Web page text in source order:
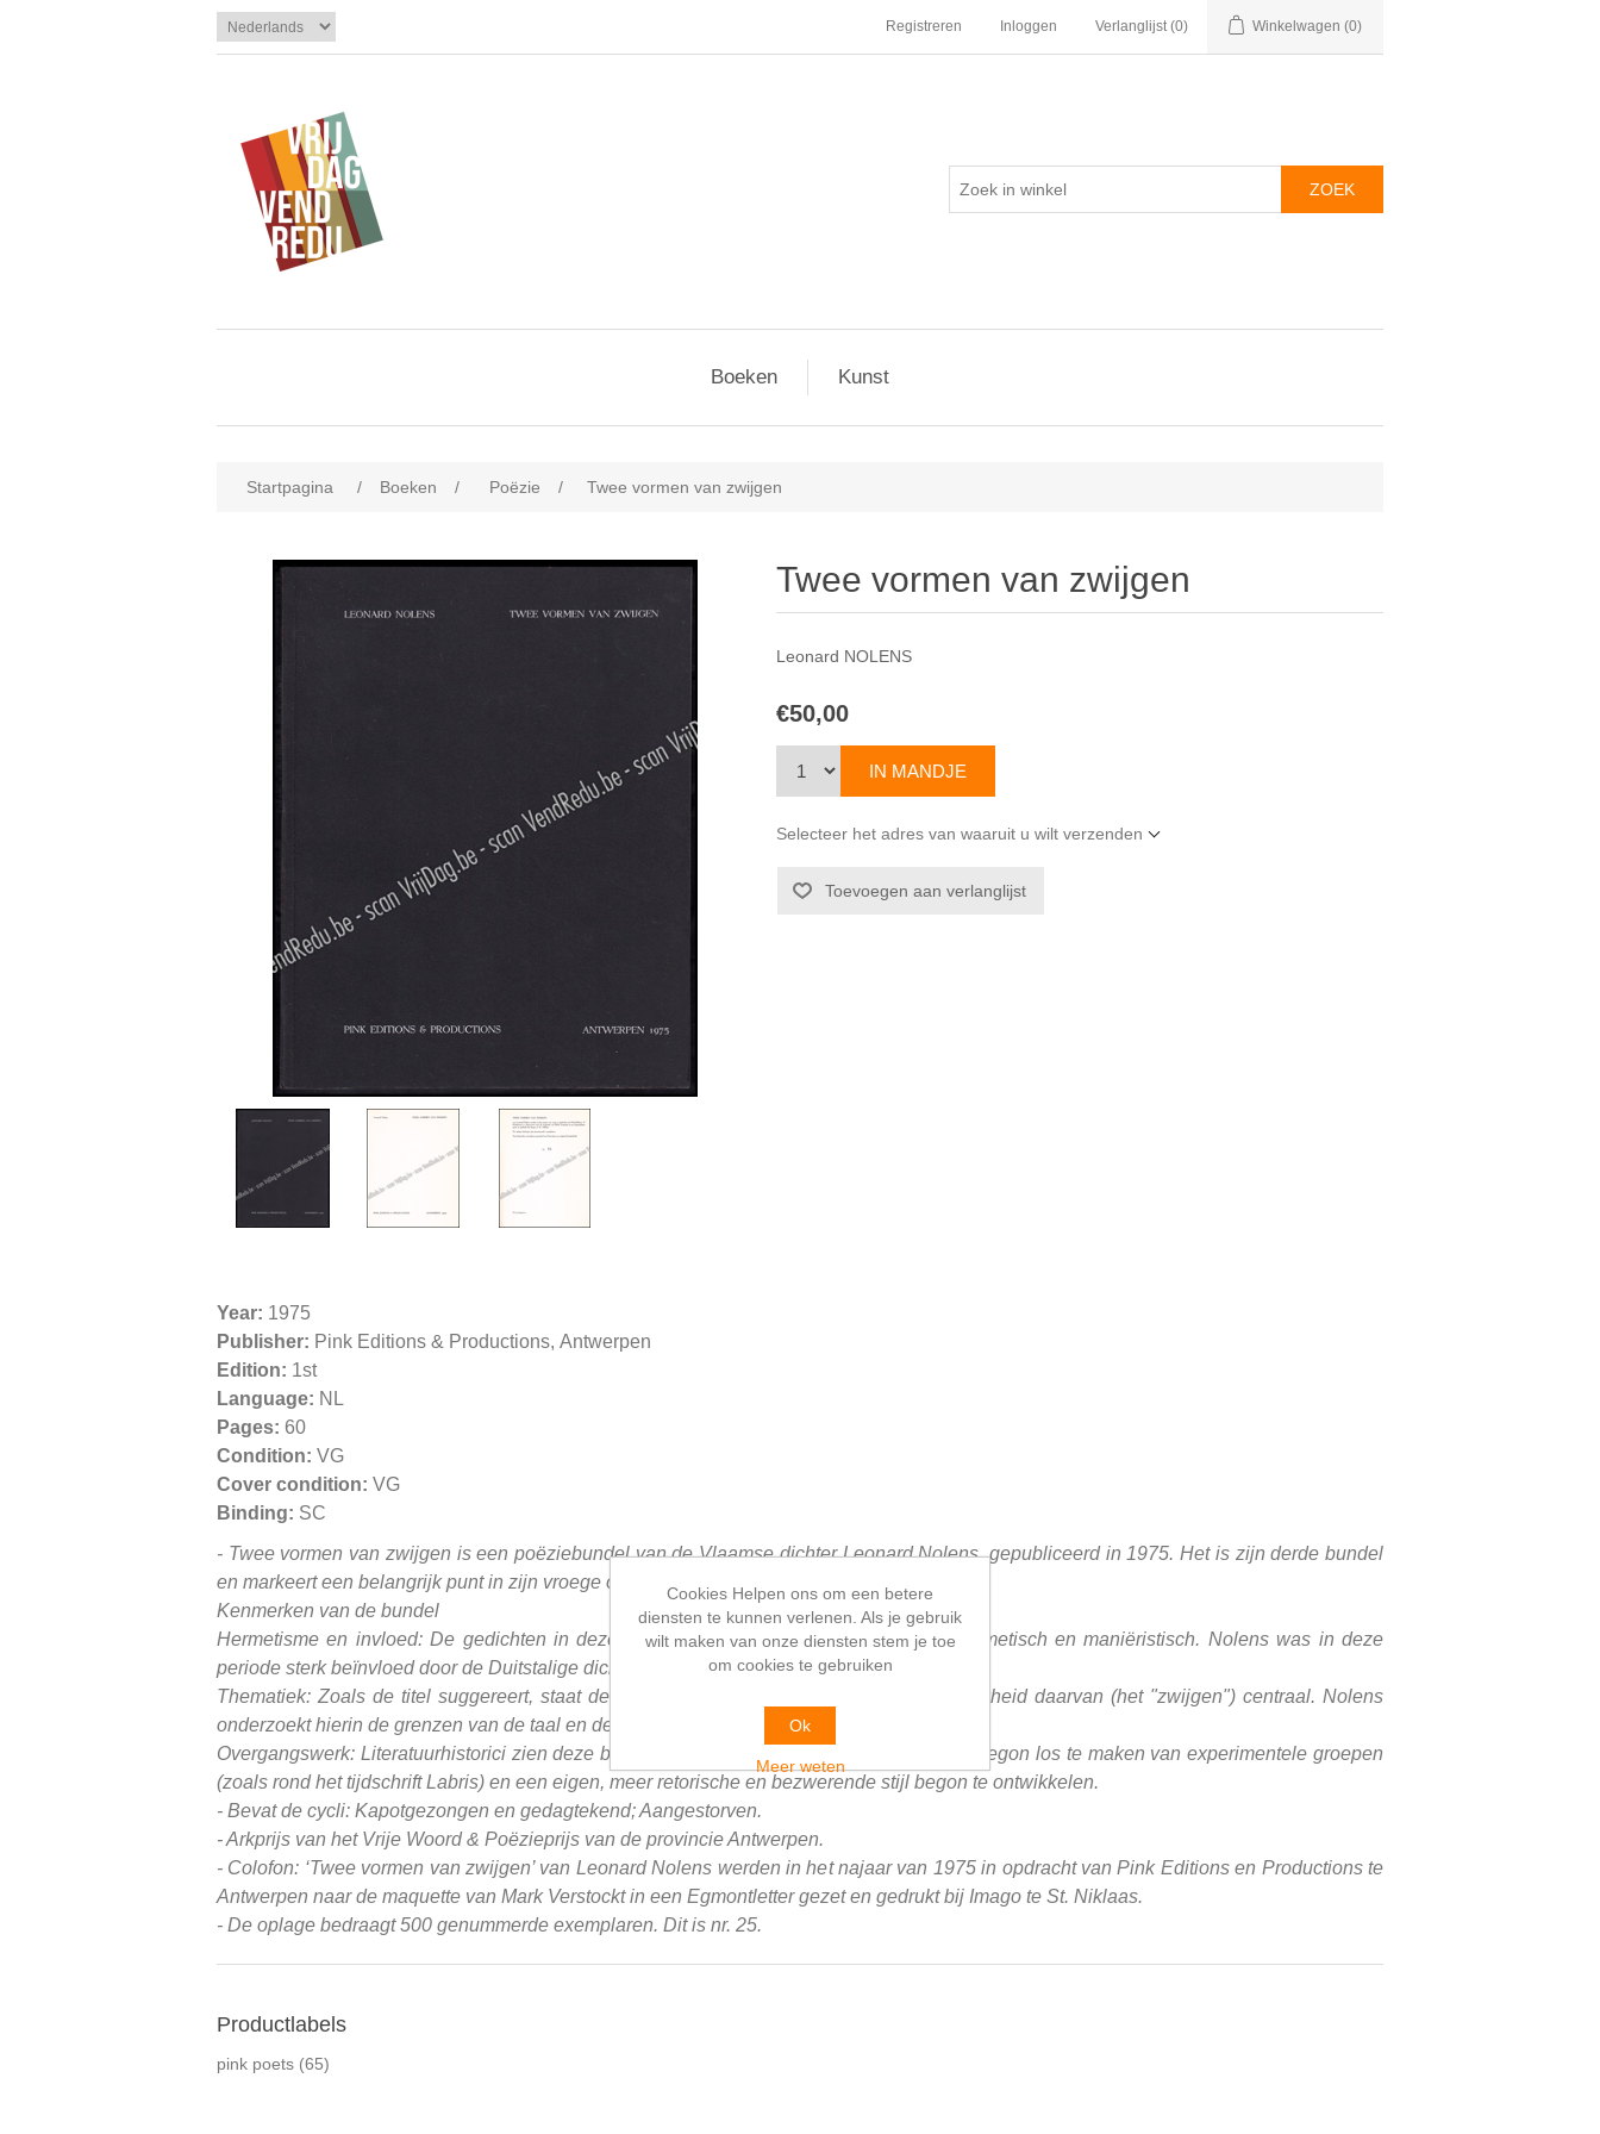
Registreren Inloggen Verlanglijst (0) Winkelwagen (0)
Boeken Kunst
Startpagina / Boeken / Poëzie / Twee vormen van zwijgen
Twee vormen van zwijgen
Leonard NOLENS
€50,00
Selecteer het adres van waaruit u wilt verzenden
Year: 1975
Publisher: Pink Editions & Productions, Antwerpen
Edition: 1st
Language: NL
Pages: 60
Condition: VG
Cover condition: VG
Binding: SC
- Twee vormen van zwijgen is een poëziebundel van de Vlaamse dichter Leonard Nolens, gepubliceerd in 1975. Het is zijn derde bundel
en markeert een belangrijk punt in zijn vroege oeuvre.
Kenmerken van de bundel
Hermetisme en invloed: De gedichten in deze bundel worden vaak omschreven als hermetisch en maniëristisch. Nolens was in deze
periode sterk beïnvloed door de Duitstalige dichter Paul Celan.
Thematiek: Zoals de titel suggereert, staat de spanning tussen spreken en de onmogelijkheid daarvan (het "zwijgen") centraal. Nolens
onderzoekt hierin de grenzen van de taal en de "onuitspreekbaarheid" van ervaringen.
Overgangswerk: Literatuurhistorici zien deze bundel als het moment waarop Nolens zich begon los te maken van experimentele groepen
(zoals rond het tijdschrift Labris) en een eigen, meer retorische en bezwerende stijl begon te ontwikkelen.
- Bevat de cycli: Kapotgezongen en gedagtekend; Aangestorven.
- Arkprijs van het Vrije Woord & Poëzieprijs van de provincie Antwerpen.
- Colofon: ‘Twee vormen van zwijgen’ van Leonard Nolens werden in het najaar van 1975 in opdracht van Pink Editions en Productions te
Antwerpen naar de maquette van Mark Verstockt in een Egmontletter gezet en gedrukt bij Imago te St. Niklaas.
- De oplage bedraagt 500 genummerde exemplaren. Dit is nr. 25.
Productlabels
pink poets (65)
Cookies Helpen ons om een betere
diensten te kunnen verlenen. Als je gebruik
wilt maken van onze diensten stem je toe
om cookies te gebruiken
Ok
Meer weten